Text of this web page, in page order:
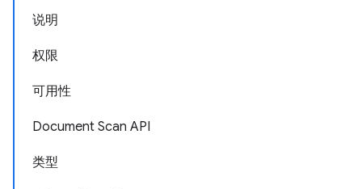
说明
权限
可用性
Document Scan API
类型